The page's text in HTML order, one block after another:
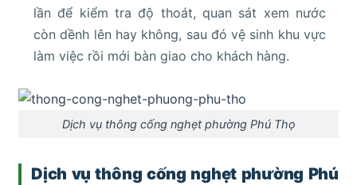
lần để kiểm tra độ thoát, quan sát xem nước
còn dềnh lên hay không, sau đó vệ sinh khu vực
làm việc rồi mới bàn giao cho khách hàng.
Dịch vụ thông cống nghẹt phường Phú Thọ
Dịch vụ thông cống nghẹt phường Phú